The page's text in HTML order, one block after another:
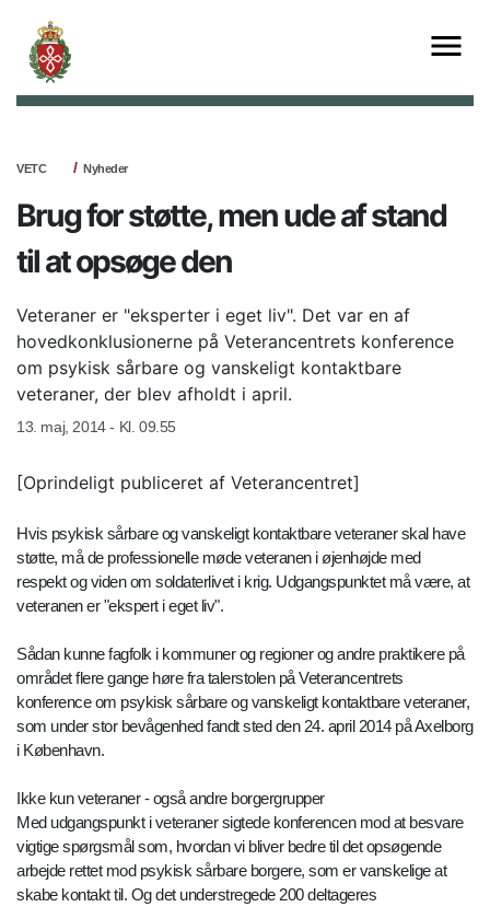
VETC Nyheder
Brug for støtte, men ude af stand
til at opsøge den
Veteraner er "eksperter i eget liv". Det var en af
hovedkonklusionerne på Veterancentrets konference
om psykisk sårbare og vanskeligt kontaktbare
veteraner, der blev afholdt i april.
13. maj, 2014 - Kl. 09.55
[Oprindeligt publiceret af Veterancentret]
Hvis psykisk sårbare og vanskeligt kontaktbare veteraner skal have
støtte, må de professionelle møde veteranen i øjenhøjde med
respekt og viden om soldaterlivet i krig. Udgangspunktet må være, at
veteranen er "ekspert i eget liv".
Sådan kunne fagfolk i kommuner og regioner og andre praktikere på
området flere gange høre fra talerstolen på Veterancentrets
konference om psykisk sårbare og vanskeligt kontaktbare veteraner,
som under stor bevågenhed fandt sted den 24. april 2014 på Axelborg
i København.
Ikke kun veteraner - også andre borgergrupper
Med udgangspunkt i veteraner sigtede konferencen mod at besvare
vigtige spørgsmål som, hvordan vi bliver bedre til det opsøgende
arbejde rettet mod psykisk sårbare borgere, som er vanskelige at
skabe kontakt til. Og det understregede 200 deltageres